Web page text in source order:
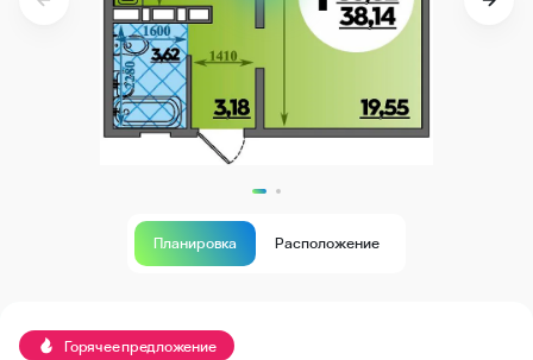
Планировка Расположение
Горячее предложение